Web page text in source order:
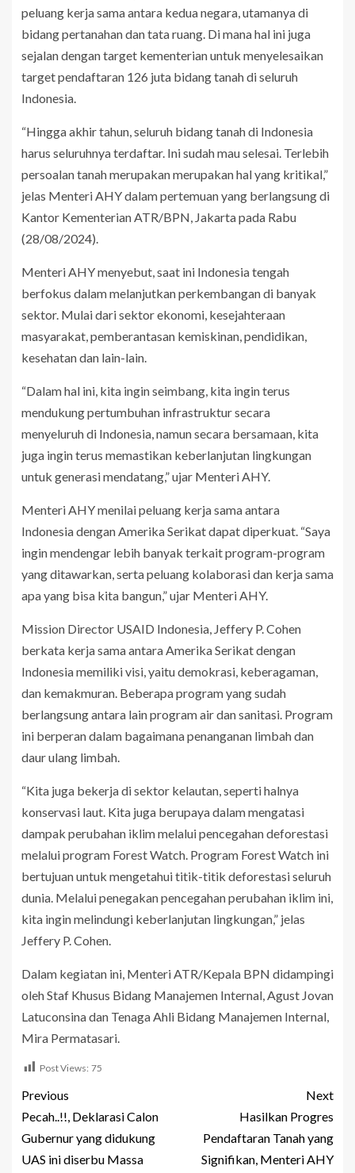
peluang kerja sama antara kedua negara, utamanya di
bidang pertanahan dan tata ruang. Di mana hal ini juga
sejalan dengan target kementerian untuk menyelesaikan
target pendaftaran 126 juta bidang tanah di seluruh
Indonesia.
“Hingga akhir tahun, seluruh bidang tanah di Indonesia
harus seluruhnya terdaftar. Ini sudah mau selesai. Terlebih
persoalan tanah merupakan merupakan hal yang kritikal,”
jelas Menteri AHY dalam pertemuan yang berlangsung di
Kantor Kementerian ATR/BPN, Jakarta pada Rabu
(28/08/2024).
Menteri AHY menyebut, saat ini Indonesia tengah
berfokus dalam melanjutkan perkembangan di banyak
sektor. Mulai dari sektor ekonomi, kesejahteraan
masyarakat, pemberantasan kemiskinan, pendidikan,
kesehatan dan lain-lain.
“Dalam hal ini, kita ingin seimbang, kita ingin terus
mendukung pertumbuhan infrastruktur secara
menyeluruh di Indonesia, namun secara bersamaan, kita
juga ingin terus memastikan keberlanjutan lingkungan
untuk generasi mendatang,” ujar Menteri AHY.
Menteri AHY menilai peluang kerja sama antara
Indonesia dengan Amerika Serikat dapat diperkuat. “Saya
ingin mendengar lebih banyak terkait program-program
yang ditawarkan, serta peluang kolaborasi dan kerja sama
apa yang bisa kita bangun,” ujar Menteri AHY.
Mission Director USAID Indonesia, Jeffery P. Cohen
berkata kerja sama antara Amerika Serikat dengan
Indonesia memiliki visi, yaitu demokrasi, keberagaman,
dan kemakmuran. Beberapa program yang sudah
berlangsung antara lain program air dan sanitasi. Program
ini berperan dalam bagaimana penanganan limbah dan
daur ulang limbah.
“Kita juga bekerja di sektor kelautan, seperti halnya
konservasi laut. Kita juga berupaya dalam mengatasi
dampak perubahan iklim melalui pencegahan deforestasi
melalui program Forest Watch. Program Forest Watch ini
bertujuan untuk mengetahui titik-titik deforestasi seluruh
dunia. Melalui penegakan pencegahan perubahan iklim ini,
kita ingin melindungi keberlanjutan lingkungan,” jelas
Jeffery P. Cohen.
Dalam kegiatan ini, Menteri ATR/Kepala BPN didampingi
oleh Staf Khusus Bidang Manajemen Internal, Agust Jovan
Latuconsina dan Tenaga Ahli Bidang Manajemen Internal,
Mira Permatasari.
Post Views: 75
Previous
Pecah..!!, Deklarasi Calon
Gubernur yang didukung
UAS ini diserbu Massa
Next
Hasilkan Progres
Pendaftaran Tanah yang
Signifikan, Menteri AHY